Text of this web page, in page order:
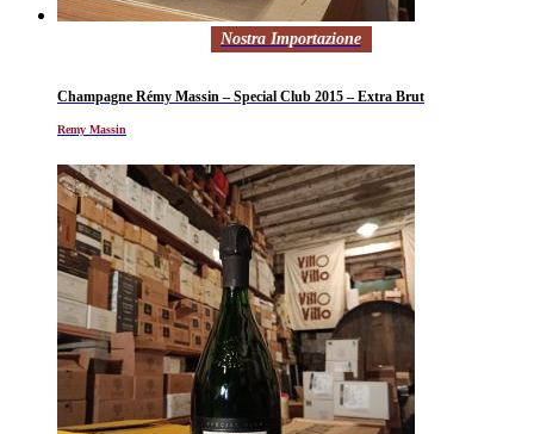
Nostra Importazione
Champagne Rémy Massin – Special Club 2015 – Extra Brut
Remy Massin